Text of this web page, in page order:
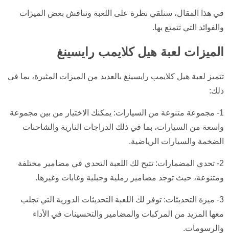
في هذا المقال، سنلقي نظرة على اللعبة ونناقش بعض الميزات
والفوائد التي تتمتع بها.
الميزات لعبة هيل كلايمب رايسينغ
تتميز لعبة هيل كلايمب رايسينغ بالعديد من الميزات المثيرة، بما في
ذلك:
1- مجموعة متنوعة من السيارات: يمكنك الاختيار من بين مجموعة
واسعة من السيارات، بما في ذلك الدراجات النارية والشاحنات
الضخمة والسيارات الرياضية.
2- تحدي المضمارات: تتيح لك اللعبة التحدي في مضامير مختلفة
ومتنوعة، حيث توجد مضامير رملية وجبلية وغابات وغيرها.
3- ميزة التحديثات: توفر لك اللعبة التحديثات الدورية التي تجلب
معها المزيد من المركبات والمضامير والتحسينات في الأداء
والرسومات.